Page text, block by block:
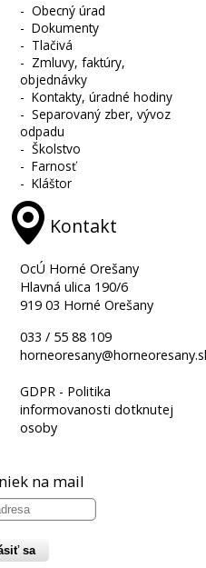
-Obecný úrad
-Dokumenty
- Tlačivá
- Zmluvy, faktúry,
objednávky
-Kontakty, úradné hodiny
-Separovaný zber, vývoz
odpadu
-Školstvo
-Farnosť
-Kláštor
Kontakt
OcÚ Horné Orešany
Hlavná ulica 190/6
919 03 Horné Orešany
033 / 55 88 109
GDPR - Politika
informovanosti dotknutej
osoby
na mail
sa